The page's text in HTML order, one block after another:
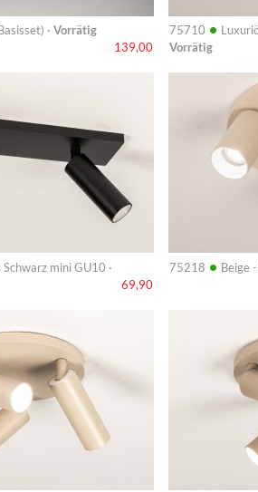
· Vorrätig
139,00
75710 •
Vorrätig
mini GU10 ·
69,90
75218 • Beige
Info